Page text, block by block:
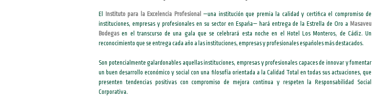
El Instituto para la Excelencia Profesional —una institución que premia la calidad y certifica el compromiso de
instituciones, empresas y profesionales en su sector en España— hará entrega de la Estrella de Oro a Masaveu
Bodegasen el transcurso de una gala que se celebrará esta noche en el Hotel Los Monteros, de Cádiz. Un
reconocimiento que se entrega cada año a las instituciones, empresas y profesionales españoles más destacados.
Son potencialmente galardonables aquellas instituciones, empresas y profesionales capaces de innovar y fomentar
un buen desarrollo económico y social con una filosofía orientada a la Calidad Total en todas sus actuaciones, que
presenten tendencias positivas con compromiso de mejora continua y respeten la Responsabilidad Social
Corporativa.